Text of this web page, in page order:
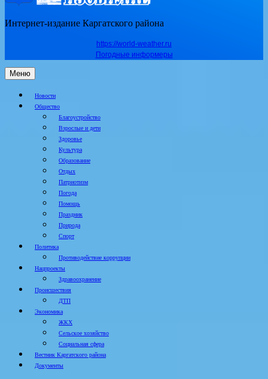
Интернет-издание Каргатского района
https://world-weather.ru
Погодные информеры
Меню
Новости
Общество
Благоустройство
Взрослые и дети
Здоровье
Культура
Образование
Отдых
Патриотизм
Погода
Помощь
Праздник
Природа
Спорт
Политика
Противодействие коррупции
Нацпроекты
Здравоохранение
Происшествия
ДТП
Экономика
ЖКХ
Сельское хозяйство
Социальная сфера
Вестник Каргатского района
Документы